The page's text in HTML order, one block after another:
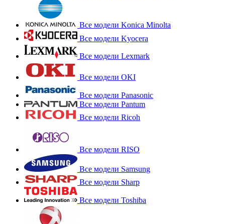
Все модели Konica Minolta
Все модели Kyocera
Все модели Lexmark
Все модели OKI
Все модели Panasonic
Все модели Pantum
Все модели Ricoh
Все модели RISO
Все модели Samsung
Все модели Sharp
Все модели Toshiba